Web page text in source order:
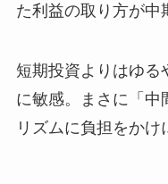
た利益の取り方が中
短期投資よりはゆる
に敏感。まさに「中
リズムに負担をかけ